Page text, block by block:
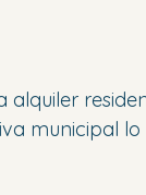
alquiler
municipal lo